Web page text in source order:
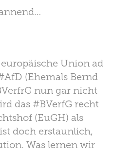
Union ad
(Ehemals Bernd
nun gar nicht
das #BVerfG recht
(EuGH) als
doch erstaunlich,
Was lernen wir